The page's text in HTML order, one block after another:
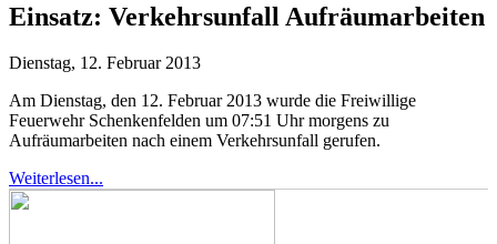
Einsatz: Verkehrsunfall Aufräumarbeiten
Dienstag, 12. Februar 2013
Am Dienstag, den 12. Februar 2013 wurde die Freiwillige
Feuerwehr Schenkenfelden um 07:51 Uhr morgens zu
Aufräumarbeiten nach einem Verkehrsunfall gerufen.
Weiterlesen...